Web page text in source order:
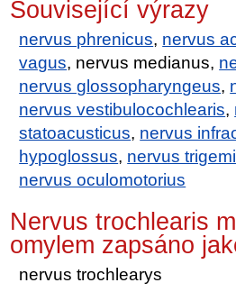
Související výrazy
nervus phrenicus, nervus
vagus, nervus medianus,
nervus glossopharyngeus,
nervus vestibulocochlearis,
statoacusticus, nervus
hypoglossus, nervus
nervus oculomotorius
Nervus trochlearis
omylem zapsáno
nervus trochlearys